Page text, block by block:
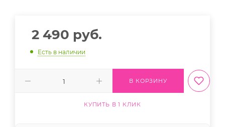
2 490 руб.
Есть в наличии
В КОРЗИНУ
КУПИТЬ В 1 КЛИК